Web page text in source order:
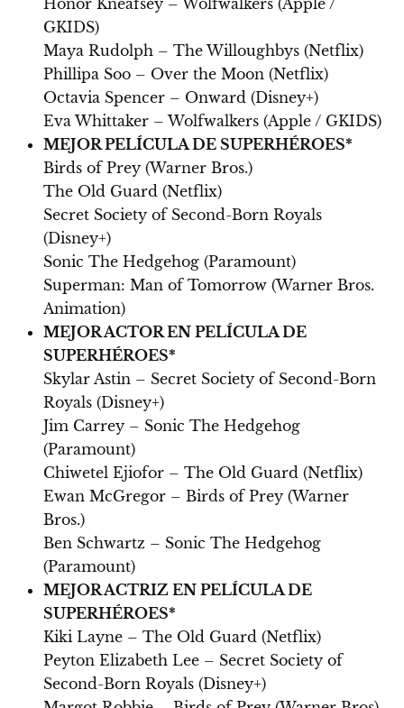
Honor Kneafsey – Wolfwalkers (Apple /
GKIDS)
Maya Rudolph – The Willoughbys (Netflix)
Phillipa Soo – Over the Moon (Netflix)
Octavia Spencer – Onward (Disney+)
Eva Whittaker – Wolfwalkers (Apple / GKIDS)
MEJOR PELÍCULA DE SUPERHÉROES*
Birds of Prey (Warner Bros.)
The Old Guard (Netflix)
Secret Society of Second-Born Royals
(Disney+)
Sonic The Hedgehog (Paramount)
Superman: Man of Tomorrow (Warner Bros.
Animation)
MEJOR ACTOR EN PELÍCULA DE
SUPERHÉROES*
Skylar Astin – Secret Society of Second-Born
Royals (Disney+)
Jim Carrey – Sonic The Hedgehog
(Paramount)
Chiwetel Ejiofor – The Old Guard (Netflix)
Ewan McGregor – Birds of Prey (Warner
Bros.)
Ben Schwartz – Sonic The Hedgehog
(Paramount)
MEJOR ACTRIZ EN PELÍCULA DE
SUPERHÉROES*
Kiki Layne – The Old Guard (Netflix)
Peyton Elizabeth Lee – Secret Society of
Second-Born Royals (Disney+)